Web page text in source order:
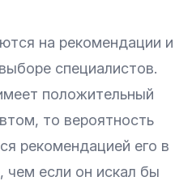
на рекомендации и
специалистов.
положительный
то вероятность
рекомендацией его в
чем если он искал бы